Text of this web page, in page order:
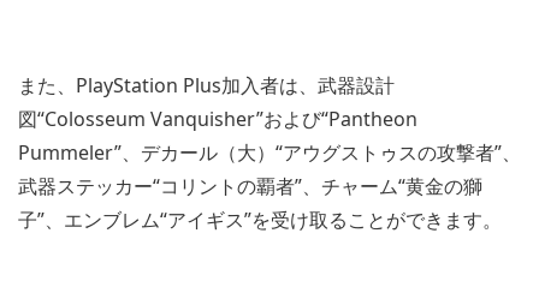
また、PlayStation Plus加入者は、武器設計
図“Colosseum Vanquisher”および“Pantheon
Pummeler”、デカール（大）“アウグストゥスの攻撃者”、
武器ステッカー“コリントの覇者”、チャーム“黄金の獅
子”、エンブレム“アイギス”を受け取ることができます。